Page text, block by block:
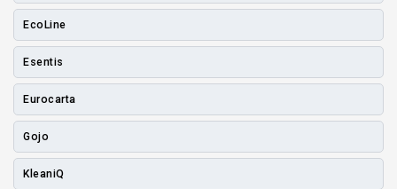
EcoLine
Esentis
Eurocarta
Gojo
KleaniQ